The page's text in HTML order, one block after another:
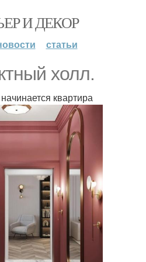
И ДЕКОР
статьи
холл.
квартира